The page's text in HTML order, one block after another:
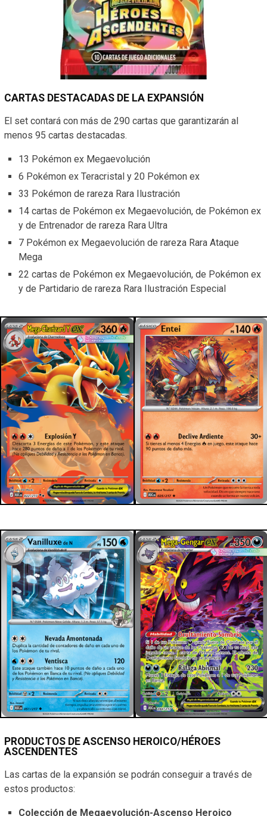
CARTAS DESTACADAS DE LA EXPANSIÓN
El set contará con más de 290 cartas que garantizarán al
menos 95 cartas destacadas.
13 Pokémon ex Megaevolución
6 Pokémon ex Teracristal y 20 Pokémon ex
33 Pokémon de rareza Rara Ilustración
14 cartas de Pokémon ex Megaevolución, de Pokémon ex
y de Entrenador de rareza Rara Ultra
7 Pokémon ex Megaevolución de rareza Rara Ataque
Mega
22 cartas de Pokémon ex Megaevolución, de Pokémon ex
y de Partidario de rareza Rara Ilustración Especial
PRODUCTOS DE ASCENSO HEROICO/HÉROES
ASCENDENTES
Las cartas de la expansión se podrán conseguir a través de
estos productos:
Colección de Megaevolución-Ascenso Heroico